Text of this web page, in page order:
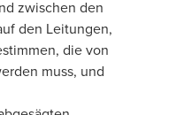
zwischen den
den Leitungen,
die von
muss, und